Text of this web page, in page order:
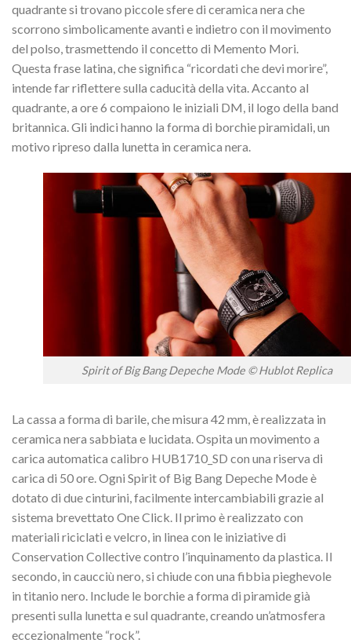
quadrante si trovano piccole sfere di ceramica nera che
scorrono simbolicamente avanti e indietro con il movimento
del polso, trasmettendo il concetto di Memento Mori.
Questa frase latina, che significa “ricordati che devi morire”,
intende far riflettere sulla caducità della vita. Accanto al
quadrante, a ore 6 compaiono le iniziali DM, il logo della band
britannica. Gli indici hanno la forma di borchie piramidali, un
motivo ripreso dalla lunetta in ceramica nera.
Spirit of Big Bang Depeche Mode © Hublot Replica
La cassa a forma di barile, che misura 42 mm, è realizzata in
ceramica nera sabbiata e lucidata. Ospita un movimento a
carica automatica calibro HUB1710_SD con una riserva di
carica di 50 ore. Ogni Spirit of Big Bang Depeche Mode è
dotato di due cinturini, facilmente intercambiabili grazie al
sistema brevettato One Click. Il primo è realizzato con
materiali riciclati e velcro, in linea con le iniziative di
Conservation Collective contro l’inquinamento da plastica. Il
secondo, in caucciù nero, si chiude con una fibbia pieghevole
in titanio nero. Include le borchie a forma di piramide già
presenti sulla lunetta e sul quadrante, creando un’atmosfera
eccezionalmente “rock”.